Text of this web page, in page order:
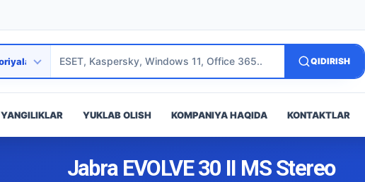
QIDIRISH
YANGILIKLAR YUKLAB OLISH KOMPANIYA HAQIDA KONTAKTLAR
Jabra EVOLVE 30 II MS Stereo